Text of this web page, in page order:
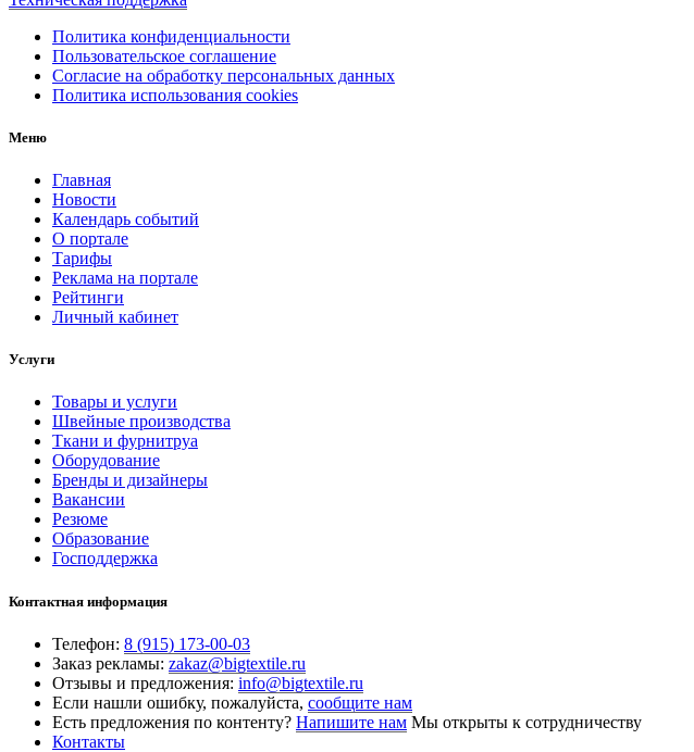
Политика конфиденциальности
Пользовательское соглашение
Согласие на обработку персональных данных
Политика использования cookies
Меню
Главная
Новости
Календарь событий
О портале
Тарифы
Реклама на портале
Рейтинги
Личный кабинет
Услуги
Товары и услуги
Швейные производства
Ткани и фурнитруа
Оборудование
Бренды и дизайнеры
Вакансии
Резюме
Образование
Господдержка
Контактная информация
Телефон: 8 (915) 173-00-03
Заказ рекламы: zakaz@bigtextile.ru
Отзывы и предложения: info@bigtextile.ru
Если нашли ошибку, пожалуйста, сообщите нам
Есть предложения по контенту? Напишите нам Мы открыты к сотрудничеству
Контакты